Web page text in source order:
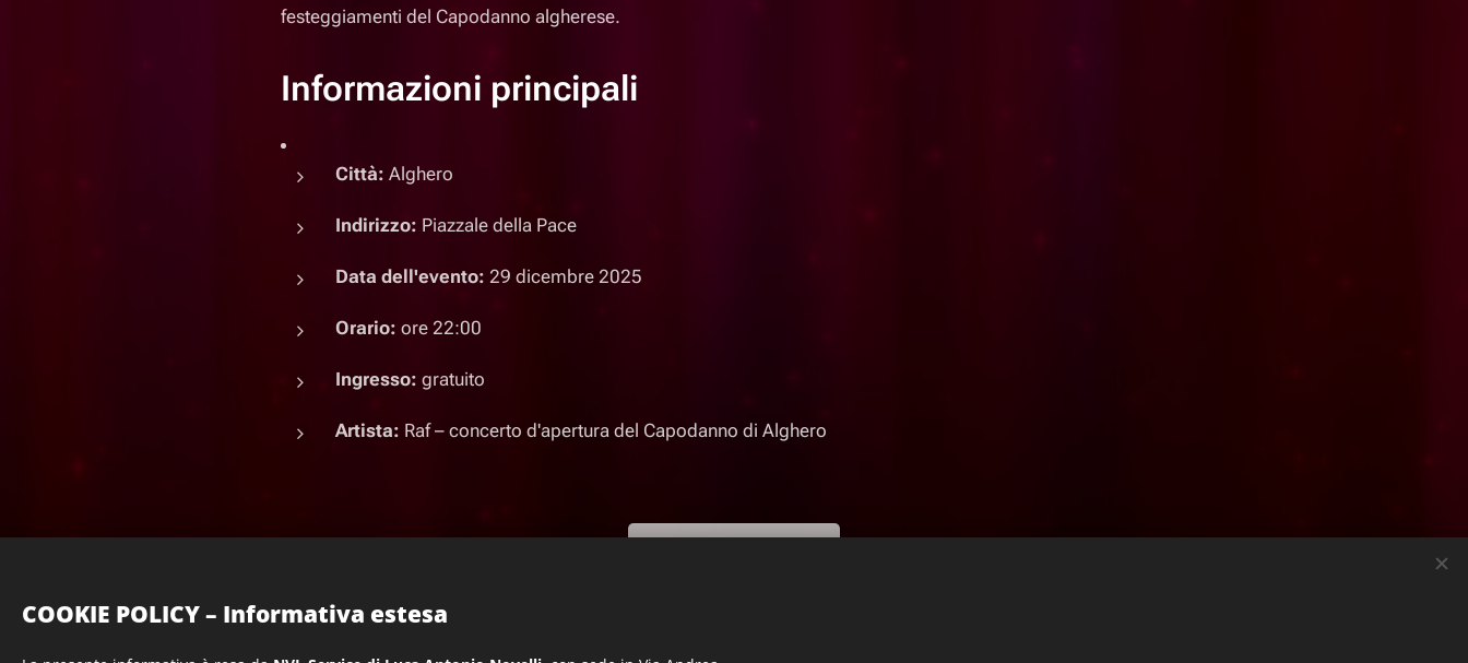
festeggiamenti del Capodanno algherese.
Informazioni principali
Città: Alghero
Indirizzo: Piazzale della Pace
Data dell'evento: 29 dicembre 2025
Orario: ore 22:00
Ingresso: gratuito
Artista: Raf – concerto d'apertura del Capodanno di Alghero
COOKIE POLICY – Informativa estesa